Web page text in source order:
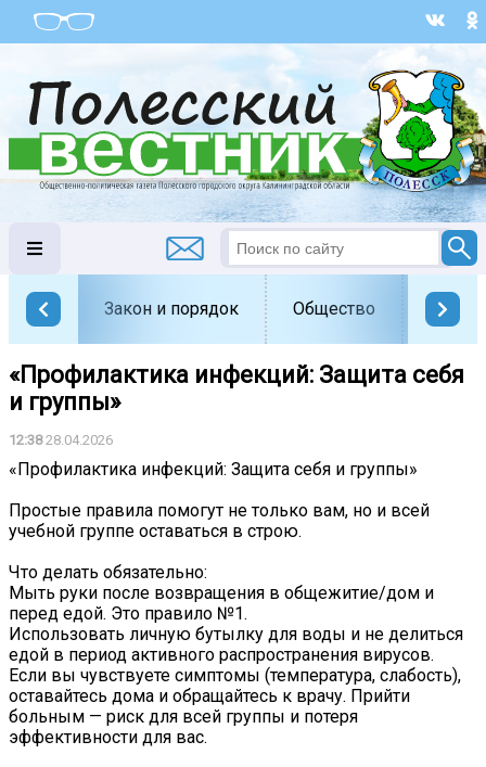
Закон и порядок Общество
«Профилактика инфекций: Защита себя
и группы»
12:3828.04.2026
«Профилактика инфекций: Защита себя и группы»
Простые правила помогут не только вам, но и всей
учебной группе оставаться в строю.
Что делать обязательно:
Мыть руки после возвращения в общежитие/дом и
перед едой. Это правило №1.
Использовать личную бутылку для воды и не делиться
едой в период активного распространения вирусов.
Если вы чувствуете симптомы (температура, слабость),
оставайтесь дома и обращайтесь к врачу. Прийти
больным — риск для всей группы и потеря
эффективности для вас.